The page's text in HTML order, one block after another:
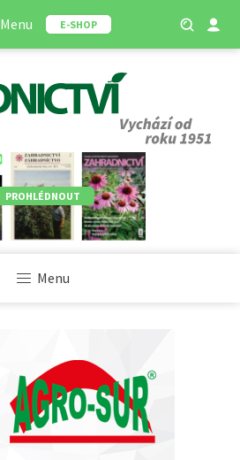
Menu E-SHOP
PROHLÉDNOUT
Menu